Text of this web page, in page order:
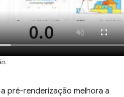
pré-renderização melhora a